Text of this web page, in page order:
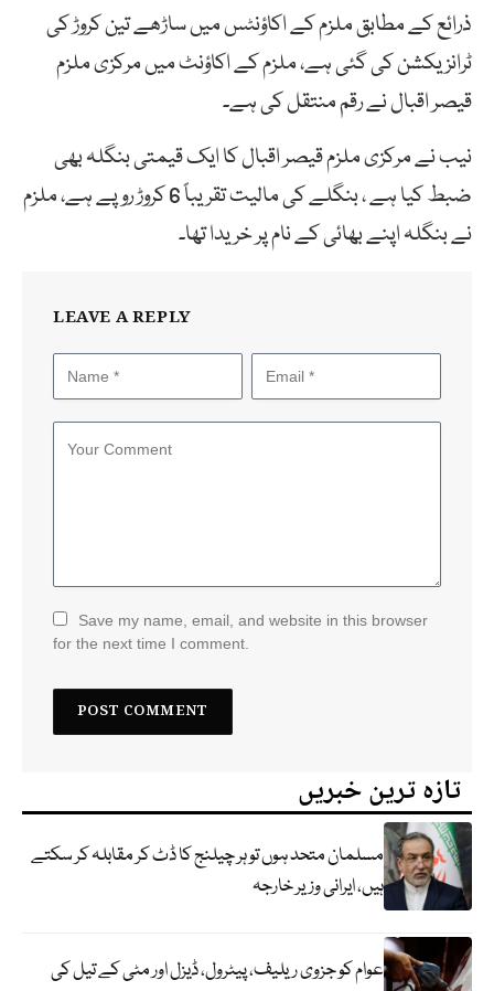
ذرائع کے مطابق ملزم کے اکاؤنٹس میں ساڑھے تین کروڑ کی
ٹرانزیکشن کی گئی ہے، ملزم کے اکاؤنٹ میں مرکزی ملزم
قیصر اقبال نے رقم منتقل کی ہے۔
نیب نے مرکزی ملزم قیصر اقبال کا ایک قیمتی بنگلہ بھی
ضبط کیا ہے ، بنگلے کی مالیت تقریباً 6 کروڑ روپے ہے، ملزم
نے بنگلہ اپنے بھائی کے نام پر خریدا تھا۔
LEAVE A REPLY
Save my name, email, and website in this browser
for the next time I comment.
تازہ ترین خبریں
مسلمان متحد ہوں تو ہر چیلنج کا ڈٹ کر مقابلہ کر سکتے
ہیں، ایرانی وزیر خارجہ
عوام کو جزوی ریلیف، پیٹرول، ڈیزل اور مٹی کے تیل کی